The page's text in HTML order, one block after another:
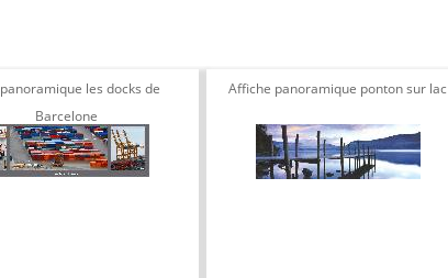
les docks de
Barcelone
Affiche panoramique ponton sur lac